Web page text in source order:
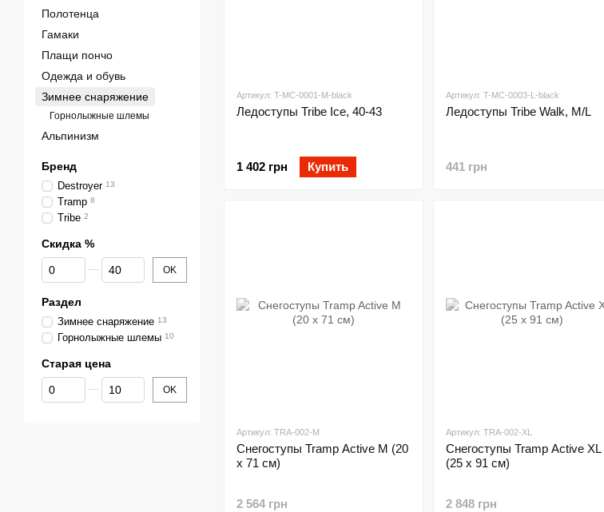
Артикул: T-MC-0001-M-black
Ледоступы Tribe Ice, 40-43
1 402 грн Купить
Артикул: T-MC-0003-L-black
Ледоступы Tribe Walk, М/L
441 грн
Артикул: TRA-002-M
Cнегоступы Tramp Active M (20
х 71 см)
2 564 грн
Артикул: TRA-002-XL
Cнегоступы Tramp Active XL
(25 х 91 см)
2 848 грн
Полотенца
Гамаки
Плащи пончо
Одежда и обувь
Зимнее снаряжение
Горнолыжные шлемы
Альпинизм
Бренд
Destroyer 13
Tramp 8
Tribe 2
Скидка %
От Скидка %
До Скидка % OK
Раздел
Зимнее снаряжение 13
Горнолыжные шлемы 10
Старая цена
От Старая цена
До Старая цена OK